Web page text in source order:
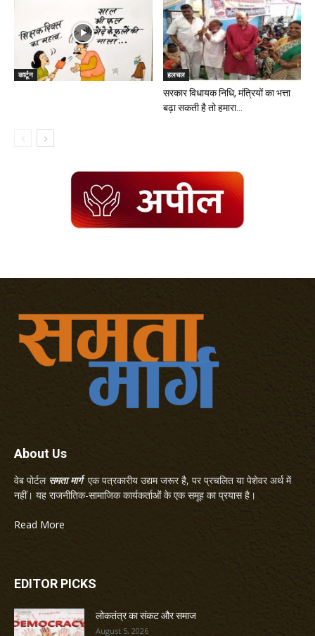
कार्टून हलचल
सरकार विधायक निधि, मंत्रियों का भत्ता
बढ़ा सकती है तो हमारा...
About Us
वेब पोर्टल समता मार्गएक पत्रकारीय उद्यम जरूर है, पर प्रचलित या पेशेवर अर्थ में
नहीं। यह राजनीतिक-सामाजिक कार्यकर्ताओं के एक समूह का प्रयास है।
Read More
EDITOR PICKS
लोकतंत्र का संकट और समाज
August 5, 2026